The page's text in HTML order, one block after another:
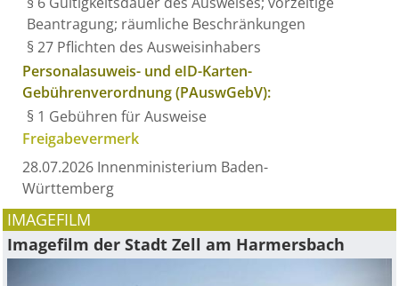
Beantragung; räumliche Beschränkungen
§ 27 Pflichten des Ausweisinhabers
Personalasuweis- und eID-Karten-
Gebührenverordnung (PAuswGebV):
§ 1 Gebühren für Ausweise
Freigabevermerk
28.07.2026 Innenministerium Baden-
Württemberg
IMAGEFILM
Imagefilm der Stadt Zell am Harmersbach